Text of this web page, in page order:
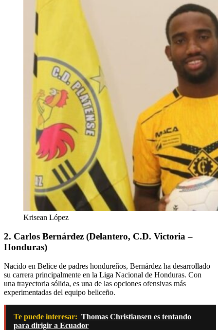
Krisean López
2. Carlos Bernárdez (Delantero, C.D. Victoria –
Honduras)
Nacido en Belice de padres hondureños, Bernárdez ha desarrollado
su carrera principalmente en la Liga Nacional de Honduras. Con
una trayectoria sólida, es una de las opciones ofensivas más
experimentadas del equipo beliceño.
Te puede interesar: Thomas Christiansen es tentando
para dirigir a Ecuador